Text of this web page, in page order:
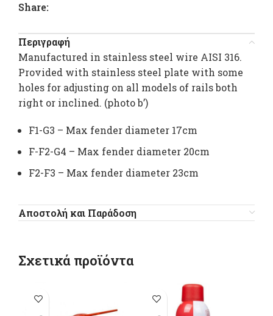
Share:
Περιγραφή
Manufactured in stainless steel wire AISI 316.
Provided with stainless steel plate with some
holes for adjusting on all models of rails both
right or inclined. (photo b’)
F1-G3 – Max fender diameter 17cm
F-F2-G4 – Max fender diameter 20cm
F2-F3 – Max fender diameter 23cm
Αποστολή και Παράδοση
Σχετικά προϊόντα